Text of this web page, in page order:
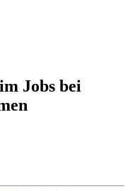
Jobs bei